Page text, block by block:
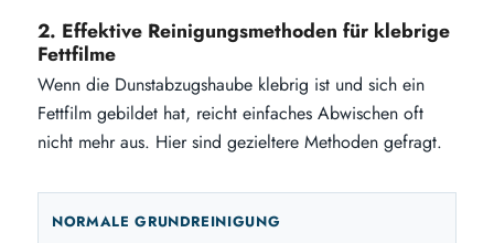
2. Effektive Reinigungsmethoden für klebrige
Fettfilme
Wenn die Dunstabzugshaube klebrig ist und sich ein
Fettfilm gebildet hat, reicht einfaches Abwischen oft
nicht mehr aus. Hier sind gezieltere Methoden gefragt.
NORMALE GRUNDREINIGUNG